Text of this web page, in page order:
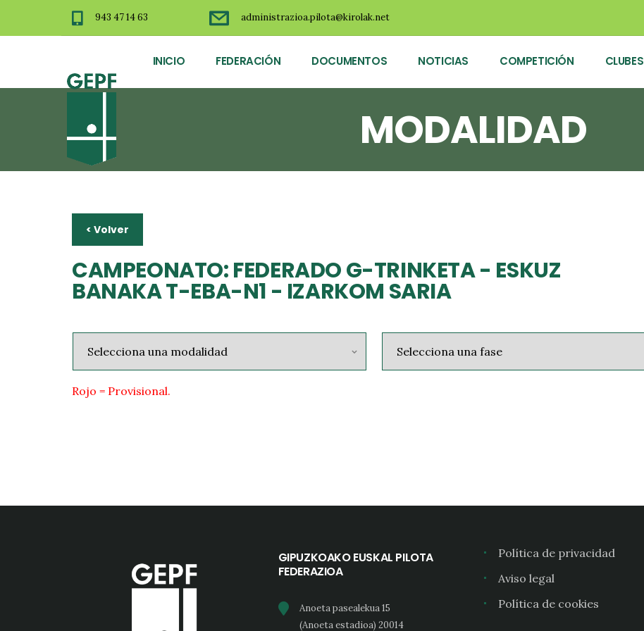
943 47 14 63 administrazioa.pilota@kirolak.net
INICIO FEDERACIÓN DOCUMENTOS NOTICIAS COMPETICIÓN CLUBES
MODALIDAD
< Volver
CAMPEONATO: FEDERADO G-TRINKETA - ESKUZ
BANAKA T-EBA-N1 - IZARKOM SARIA
Rojo = Provisional.
GIPUZKOAKO EUSKAL PILOTA
FEDERAZIOA
Anoeta pasealekua 15
(Anoeta estadioa) 20014
Política de privacidad
Aviso legal
Política de cookies